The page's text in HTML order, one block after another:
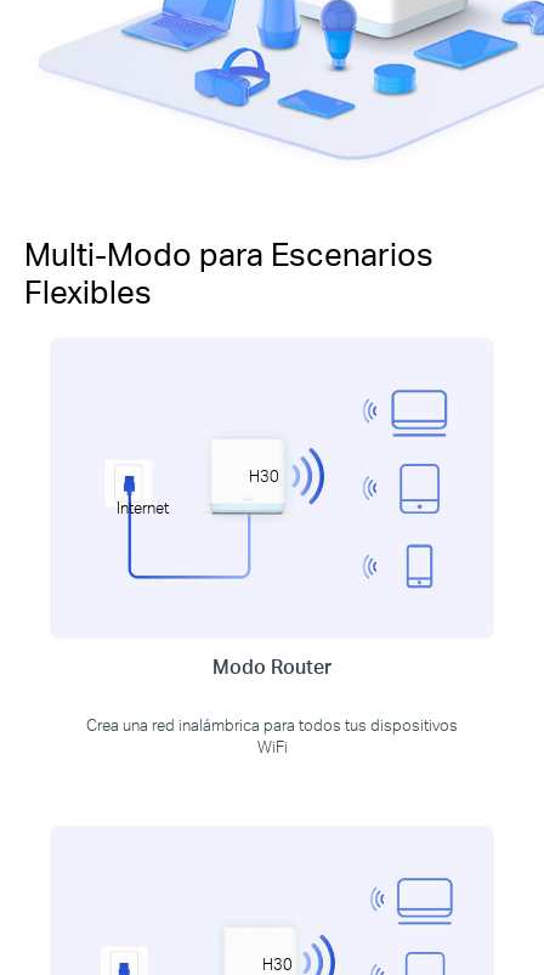
Multi-Modo para Escenarios
Flexibles
Internet
H30
Modo Router
Crea una red inalámbrica para todos tus dispositivos
WiFi
H30